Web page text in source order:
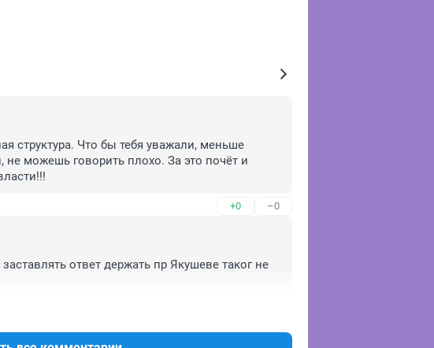
структура. Что бы тебя уважали, меньше
не можешь говорить плохо. За это почёт и
+0 –0
ответ держать пр Якушеве таког не